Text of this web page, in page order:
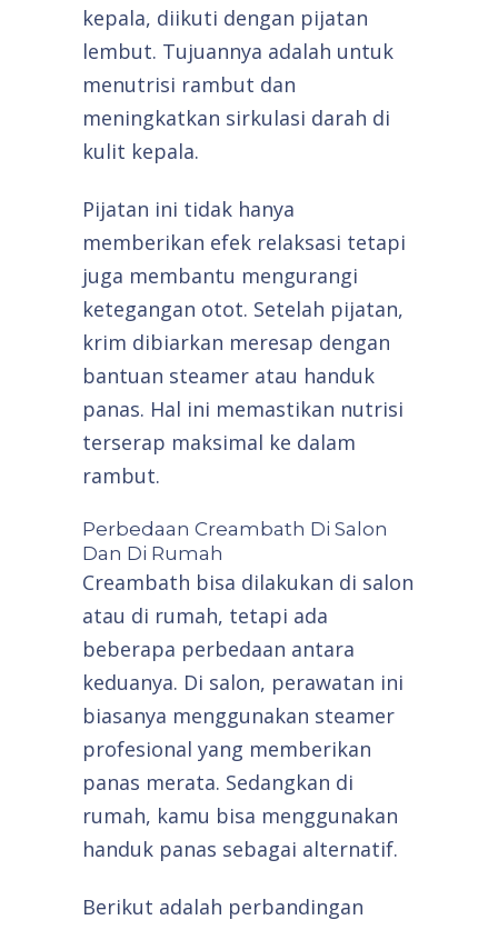
kepala, diikuti dengan pijatan
lembut. Tujuannya adalah untuk
menutrisi rambut dan
meningkatkan sirkulasi darah di
kulit kepala.
Pijatan ini tidak hanya
memberikan efek relaksasi tetapi
juga membantu mengurangi
ketegangan otot. Setelah pijatan,
krim dibiarkan meresap dengan
bantuan steamer atau handuk
panas. Hal ini memastikan nutrisi
terserap maksimal ke dalam
rambut.
Perbedaan Creambath Di Salon
Dan Di Rumah
Creambath bisa dilakukan di salon
atau di rumah, tetapi ada
beberapa perbedaan antara
keduanya. Di salon, perawatan ini
biasanya menggunakan steamer
profesional yang memberikan
panas merata. Sedangkan di
rumah, kamu bisa menggunakan
handuk panas sebagai alternatif.
Berikut adalah perbandingan